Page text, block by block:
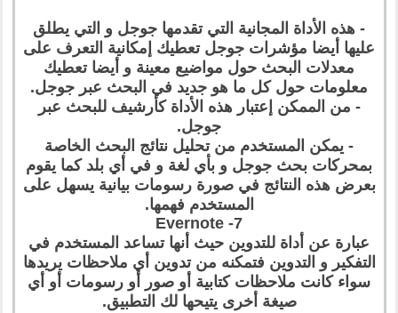
- هذه الأداة المجانية التي تقدمها جوجل و التي يطلق
عليها أيضا مؤشرات جوجل تعطيك إمكانية التعرف على
معدلات البحث حول مواضيع معينة و أيضا تعطيك
معلومات حول كل ما هو جديد في البحث عبر جوجل.
- من الممكن إعتبار هذه الأداة كأرشيف للبحث عبر
جوجل.
- يمكن المستخدم من تحليل نتائج البحث الخاصة
بمحركات بحث جوجل و بأي لغة و في أي بلد كما يقوم
بعرض هذه النتائج في صورة رسومات بيانية يسهل على
المستخدم فهمها.
7- Evernote
عبارة عن أداة للتدوين حيث أنها تساعد المستخدم في
التفكير و التدوين فتمكنه من تدوين أي ملاحظات يريدها
سواء كانت ملاحظات كتابية أو صور أو رسومات أو أي
صيغة أخرى يتيحها لك التطبيق.